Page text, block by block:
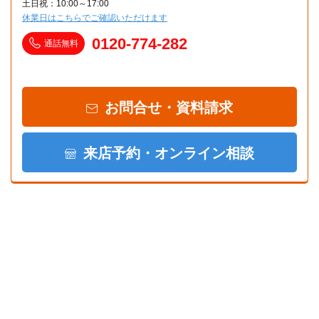
土日祝：10:00～17:00
休業日はこちらでご確認いただけます
通話無料 0120-774-282
お問合せ・資料請求
来店予約・オンライン相談